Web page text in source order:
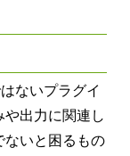
ないプラグイ
出力に関連し
ないと困るもの